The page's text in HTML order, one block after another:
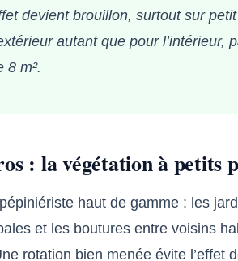
devient brouillon, surtout sur
autant que pour l’intérieur,
8 m².
: la végétation à petits
haut de gamme : les
et les boutures entre voisins
rotation bien menée évite l’effet